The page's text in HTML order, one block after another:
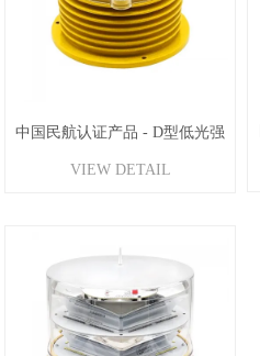
中国民航认证产品 - D型低光强
障碍灯-黄光
VIEW DETAIL